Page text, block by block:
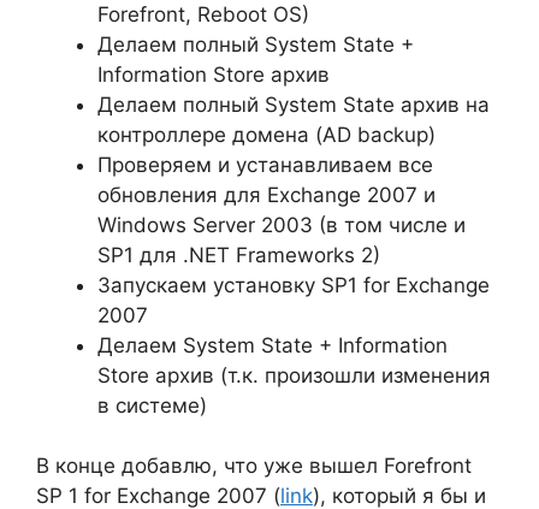
Forefront, Reboot OS)
Делаем полный System State +
Information Store архив
Делаем полный System State архив на
контроллере домена (AD backup)
Проверяем и устанавливаем все
обновления для Exchange 2007 и
Windows Server 2003 (в том числе и
SP1 для .NET Frameworks 2)
Запускаем установку SP1 for Exchange
2007
Делаем System State + Information
Store архив (т.к. произошли изменения
в системе)
В конце добавлю, что уже вышел Forefront
SP 1 for Exchange 2007 (link), который я бы и